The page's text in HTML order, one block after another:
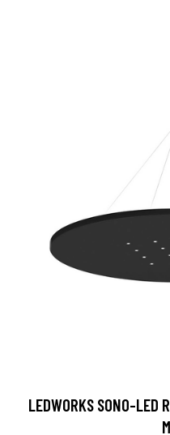
LEDWORKS SONO-LED